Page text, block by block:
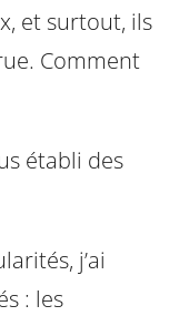
et surtout, ils
Comment
établi des
j’ai
: les